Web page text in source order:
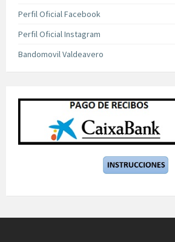
Perfil Oficial Facebook
Perfil Oficial Instagram
Bandomovil Valdeavero